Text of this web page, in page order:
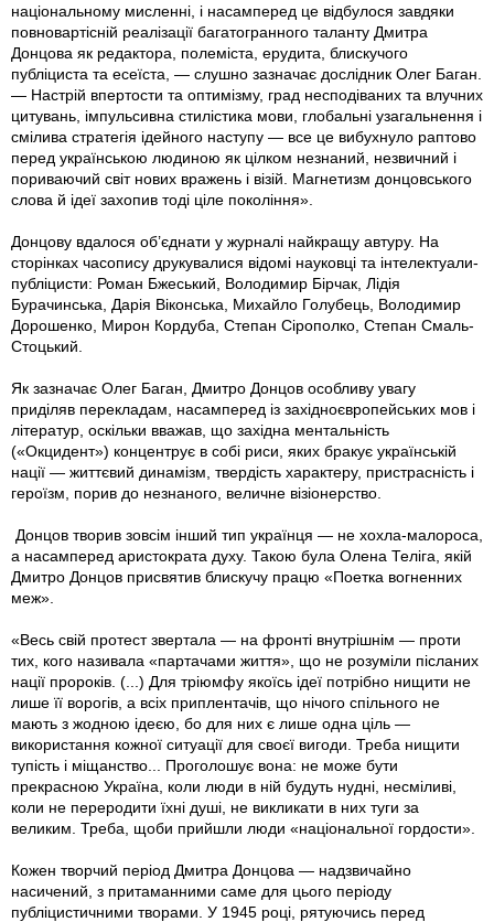
національному мисленні, і насамперед це відбулося завдяки
повновартісній реалізації багатогранного таланту Дмитра
Донцова як редактора, полеміста, ерудита, блискучого
публіциста та есеїста, — слушно зазначає дослідник Олег Баган.
— Настрій впертости та оптимізму, град несподіваних та влучних
цитувань, імпульсивна стилістика мови, глобальні узагальнення і
смілива стратегія ідейного наступу — все це вибухнуло раптово
перед українською людиною як цілком незнаний, незвичний і
пориваючий світ нових вражень і візій. Магнетизм донцовського
слова й ідеї захопив тоді ціле покоління».
Донцову вдалося об’єднати у журналі найкращу автуру. На
сторінках часопису друкувалися відомі науковці та інтелектуали-
публіцисти: Роман Бжеський, Володимир Бірчак, Лідія
Бурачинська, Дарія Віконська, Михайло Голубець, Володимир
Дорошенко, Мирон Кордуба, Степан Сірополко, Степан Смаль-
Стоцький.
Як зазначає Олег Баган, Дмитро Донцов особливу увагу
приділяв перекладам, насамперед із західноєвропейських мов і
літератур, оскільки вважав, що західна ментальність
(«Окцидент») концентрує в собі риси, яких бракує українській
нації — життєвий динамізм, твердість характеру, пристрасність і
героїзм, порив до незнаного, величне візіонерство.
Донцов творив зовсім інший тип українця — не хохла-малороса,
а насамперед аристократа духу. Такою була Олена Теліга, якій
Дмитро Донцов присвятив блискучу працю «Поетка вогненних
меж».
«Весь свій протест звертала — на фронті внутрішнім — проти
тих, кого називала «партачами життя», що не розуміли післаних
нації пророків. (...) Для тріюмфу якоїсь ідеї потрібно нищити не
лише її ворогів, а всіх приплентачів, що нічого спільного не
мають з жодною ідеєю, бо для них є лише одна ціль —
використання кожної ситуації для своєї вигоди. Треба нищити
тупість і міщанство... Проголошує вона: не може бути
прекрасною Україна, коли люди в ній будуть нудні, несміливі,
коли не переродити їхні душі, не викликати в них туги за
великим. Треба, щоби прийшли люди «національної гордости».
Кожен творчий період Дмитра Донцова — надзвичайно
насичений, з притаманними саме для цього періоду
публіцистичними творами. У 1945 році, рятуючись перед